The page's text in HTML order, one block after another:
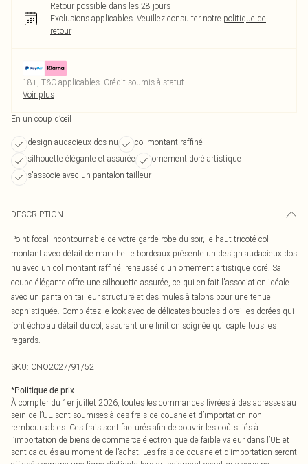
Retour possible dans les 28 jours
Exclusions applicables. Veuillez consulter notre politique de
retour
18+, T&C applicables. Crédit soumis à statut
Voir plus
En un coup d’œil
design audacieux dos nu
col montant raffiné
silhouette élégante et assurée
ornement doré artistique
s'associe avec un pantalon tailleur
DESCRIPTION
Point focal incontournable de votre garde-robe du soir, le haut tricoté col
montant avec détail de manchette bordeaux présente un design audacieux dos
nu avec un col montant raffiné, rehaussé d'un ornement artistique doré. Sa
coupe élégante offre une silhouette assurée, ce qui en fait l'association idéale
avec un pantalon tailleur structuré et des mules à talons pour une tenue
sophistiquée. Complétez le look avec de délicates boucles d'oreilles dorées qui
font écho au détail du col, assurant une finition soignée qui capte tous les
regards.
SKU: CNO2027/91/52
*Politique de prix
À compter du 1er juillet 2026, toutes les commandes livrées à des adresses au
sein de l’UE sont soumises à des frais de douane et d’importation non
remboursables. Ces frais sont facturés afin de couvrir les coûts liés à
l’importation de biens de commerce électronique de faible valeur dans l’UE et
sont calculés au moment de l’achat. Les frais de douane et d’importation seront